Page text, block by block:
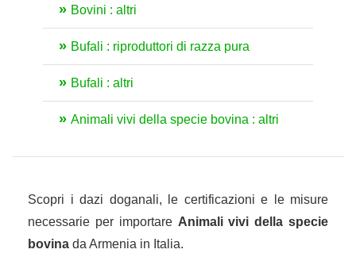
Bovini : altri
Bufali : riproduttori di razza pura
Bufali : altri
Animali vivi della specie bovina : altri
Scopri i dazi doganali, le certificazioni e le misure
necessarie per importare Animali vivi della specie
bovina da Armenia in Italia.